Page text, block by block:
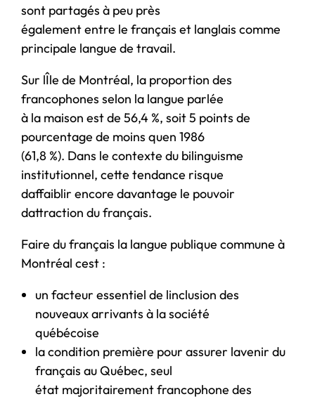
sont partagés à peu près
également entre le français et langlais comme
principale langue de travail.
Sur lÎle de Montréal, la proportion des
francophones selon la langue parlée
à la maison est de 56,4 %, soit 5 points de
pourcentage de moins quen 1986
(61,8 %). Dans le contexte du bilinguisme
institutionnel, cette tendance risque
daffaiblir encore davantage le pouvoir
dattraction du français.
Faire du français la langue publique commune à
Montréal cest :
un facteur essentiel de linclusion des
nouveaux arrivants à la société
québécoise
la condition première pour assurer lavenir du
français au Québec, seul
état majoritairement francophone des